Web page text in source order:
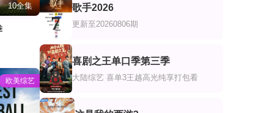
10全集
欧美综艺
7
歌手2026
更新至20260806期
8
喜剧之王单口季第三季
大陆综艺 喜单3王越高光纯享打包看